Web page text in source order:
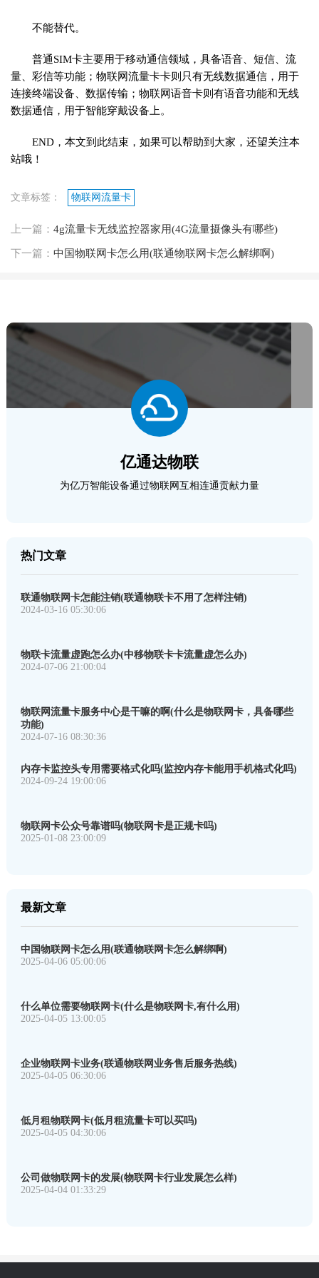
不能替代。
普通SIM卡主要用于移动通信领域，具备语音、短信、流
量、彩信等功能；物联网流量卡卡则只有无线数据通信，用于
连接终端设备、数据传输；物联网语音卡则有语音功能和无线
数据通信，用于智能穿戴设备上。
END，本文到此结束，如果可以帮助到大家，还望关注本
站哦！
文章标签： 物联网流量卡
上一篇： 4g流量卡无线监控器家用(4G流量摄像头有哪些)
下一篇： 中国物联网卡怎么用(联通物联网卡怎么解绑啊)
亿通达物联
为亿万智能设备通过物联网互相连通贡献力量
热门文章
联通物联网卡怎能注销(联通物联卡不用了怎样注销)
2024-03-16 05:30:06
物联卡流量虚跑怎么办(中移物联卡卡流量虚怎么办)
2024-07-06 21:00:04
物联网流量卡服务中心是干嘛的啊(什么是物联网卡，具备哪些
功能)
2024-07-16 08:30:36
内存卡监控头专用需要格式化吗(监控内存卡能用手机格式化吗)
2024-09-24 19:00:06
物联网卡公众号靠谱吗(物联网卡是正规卡吗)
2025-01-08 23:00:09
最新文章
中国物联网卡怎么用(联通物联网卡怎么解绑啊)
2025-04-06 05:00:06
什么单位需要物联网卡(什么是物联网卡,有什么用)
2025-04-05 13:00:05
企业物联网卡业务(联通物联网业务售后服务热线)
2025-04-05 06:30:06
低月租物联网卡(低月租流量卡可以买吗)
2025-04-05 04:30:06
公司做物联网卡的发展(物联网卡行业发展怎么样)
2025-04-04 01:33:29